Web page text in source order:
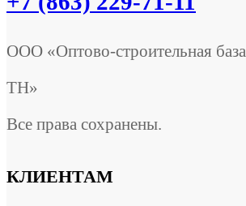
ООО «Оптово-строительная база
ТН»
Все права сохранены.
КЛИЕНТАМ